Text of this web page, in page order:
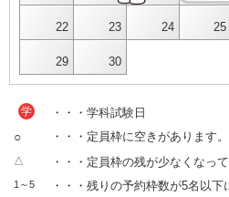
22 23 24 25
29 30
学 ・・・学科試験日
○ ・・・定員枠に空きがあります。
△ ・・・定員枠の残が少なくなって
1～5
・・・残りの予約枠数が5名以